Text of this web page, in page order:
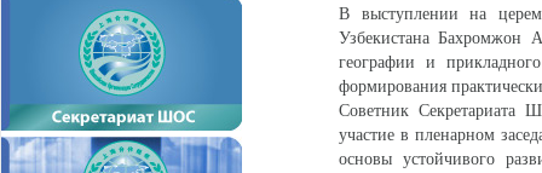
В выступлении на
Узбекистана Бахромжон
географии и
формирования
Советник Секретариата
участие в пленарном
основы устойчивого